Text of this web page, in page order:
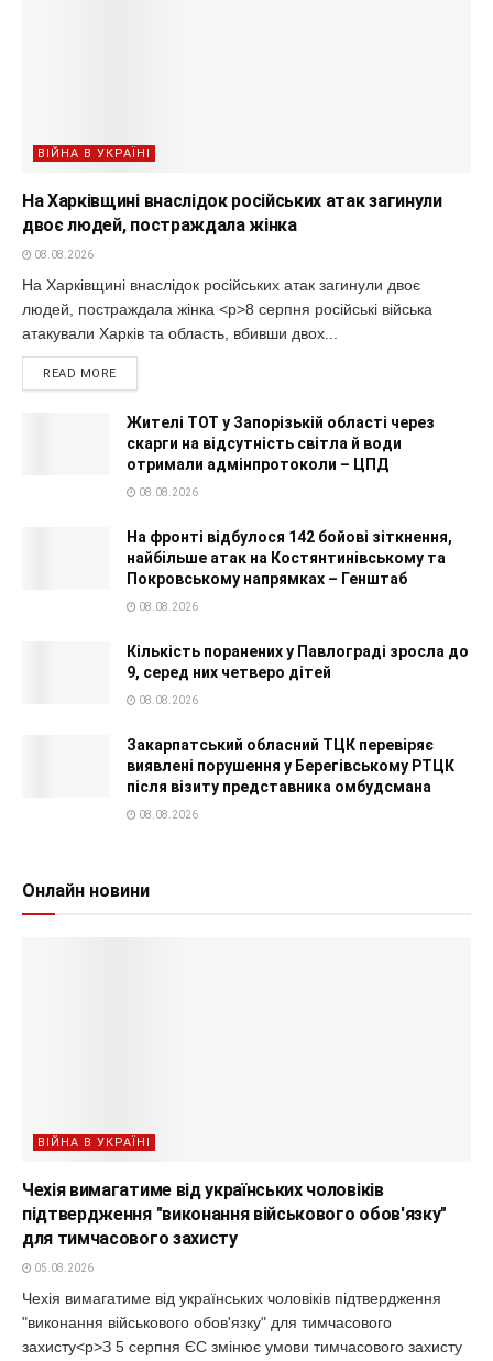
ВІЙНА В УКРАЇНІ
На Харківщині внаслідок російських атак загинули
двоє людей, постраждала жінка
08.08.2026
На Харківщині внаслідок російських атак загинули двоє
людей, постраждала жінка <p>8 серпня російські війська
атакували Харків та область, вбивши двох...
READ MORE
Жителі ТОТ у Запорізькій області через
скарги на відсутність світла й води
отримали адмінпротоколи – ЦПД
08.08.2026
На фронті відбулося 142 бойові зіткнення,
найбільше атак на Костянтинівському та
Покровському напрямках – Генштаб
08.08.2026
Кількість поранених у Павлограді зросла до
9, серед них четверо дітей
08.08.2026
Закарпатський обласний ТЦК перевіряє
виявлені порушення у Берегівському РТЦК
після візиту представника омбудсмана
08.08.2026
Онлайн новини
ВІЙНА В УКРАЇНІ
Чехія вимагатиме від українських чоловіків
підтвердження "виконання військового обов'язку"
для тимчасового захисту
05.08.2026
Чехія вимагатиме від українських чоловіків підтвердження
"виконання військового обов'язку" для тимчасового
захисту<p>З 5 серпня ЄС змінює умови тимчасового захисту